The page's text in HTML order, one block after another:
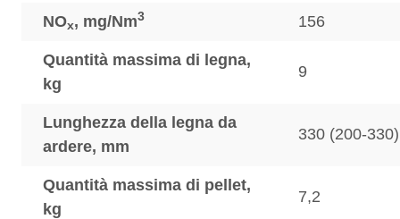
NOx, mg/Nm3 156
Quantità massima di legna,
kg
9
Lunghezza della legna da
ardere, mm
330 (200-330)
Quantità massima di pellet,
kg
7,2